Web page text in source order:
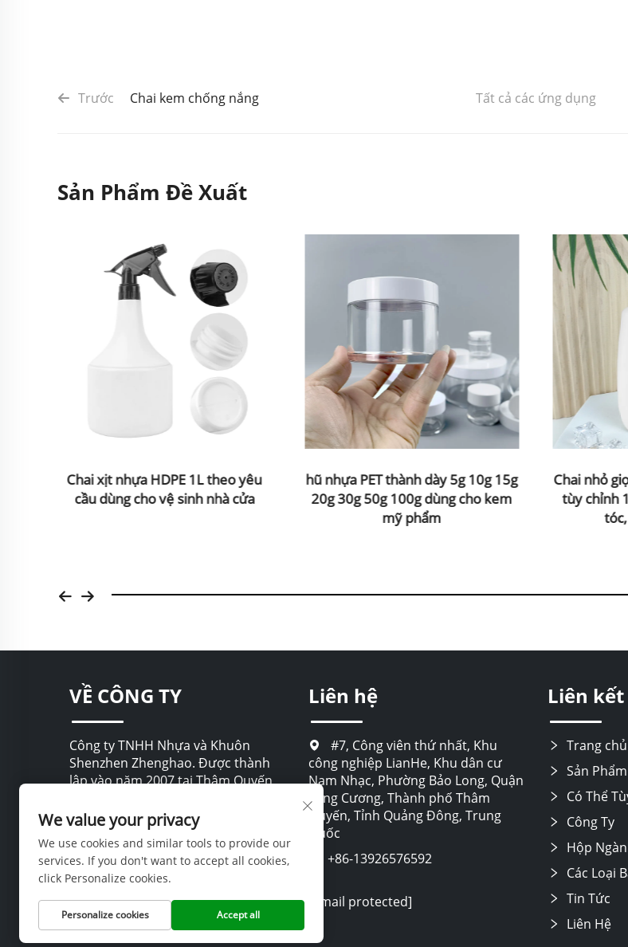
Trước Chai kem chống nắng Tất cả các ứng dụng
Sản Phẩm Đề Xuất
Chai xịt nhựa HDPE 1L theo yêu
cầu dùng cho vệ sinh nhà cửa
hũ nhựa PET thành dày 5g 10g 15g
20g 30g 50g 100g dùng cho kem
mỹ phẩm
Chai nhỏ
tùy chỉnh
VỀ CÔNG TY
Công ty TNHH Nhựa và Khuôn
Shenzhen Zhenghao. Được thành
lập vào năm 2007 tại Thâm Quyến,
xuất được chứng nhận, chuyên về
phát triển và sản xuất trọn gói các
sản phẩm bao bì nhựa theo yêu
cầu.
Liên hệ
#7, Công viên thứ nhất, Khu
công nghiệp LianHe, Khu dân cư
Nam Nhạc, Phường Bảo Long, Quận
Long Cương, Thành phố Thâm
Quyến, Tỉnh Quảng Đông, Trung
Quốc
+86-13926576592
[email protected]
Liên
Trang chủ
Sản Phẩm
Có Thể
Công Ty
Hộp
Các Loại
Tin Tức
Liên Hệ
We value your privacy
We use cookies and similar tools to provide our
services. If you don't want to accept all cookies,
click Personalize cookies.
Personalize cookies Accept all